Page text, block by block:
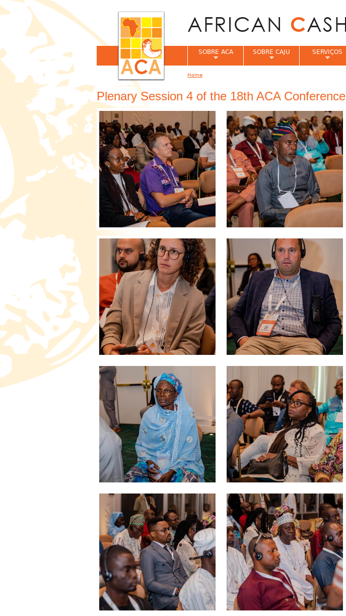
Plenary Session 4 of the 18th ACA Conference
SOBRE ACA SOBRE CAJU SERVIÇOS
Home